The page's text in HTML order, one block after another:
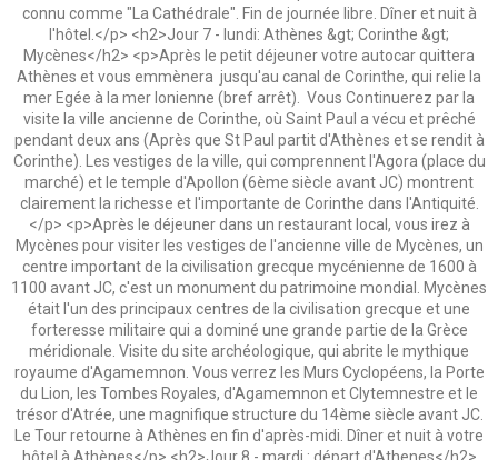
connu comme "La Cathédrale". Fin de journée libre. Dîner et nuit à
l'hôtel.</p> <h2>Jour 7 - lundi: Athènes &gt; Corinthe &gt;
Mycènes</h2> <p>Après le petit déjeuner votre autocar quittera
Athènes et vous emmènera jusqu'au canal de Corinthe, qui relie la
mer Egée à la mer Ionienne (bref arrêt). Vous Continuerez par la
visite la ville ancienne de Corinthe, où Saint Paul a vécu et prêché
pendant deux ans (Après que St Paul partit d'Athènes et se rendit à
Corinthe). Les vestiges de la ville, qui comprennent l'Agora (place du
marché) et le temple d'Apollon (6ème siècle avant JC) montrent
clairement la richesse et l'importante de Corinthe dans l'Antiquité.
</p> <p>Après le déjeuner dans un restaurant local, vous irez à
Mycènes pour visiter les vestiges de l'ancienne ville de Mycènes, un
centre important de la civilisation grecque mycénienne de 1600 à
1100 avant JC, c'est un monument du patrimoine mondial. Mycènes
était l'un des principaux centres de la civilisation grecque et une
forteresse militaire qui a dominé une grande partie de la Grèce
méridionale. Visite du site archéologique, qui abrite le mythique
royaume d'Agamemnon. Vous verrez les Murs Cyclopéens, la Porte
du Lion, les Tombes Royales, d'Agamemnon et Clytemnestre et le
trésor d'Atrée, une magnifique structure du 14ème siècle avant JC.
Le Tour retourne à Athènes en fin d'après-midi. Dîner et nuit à votre
hôtel à Athènes</p> <h2>Jour 8 - mardi : départ d'Athenes</h2>